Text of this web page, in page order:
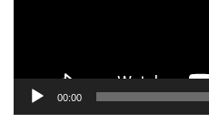
00:00